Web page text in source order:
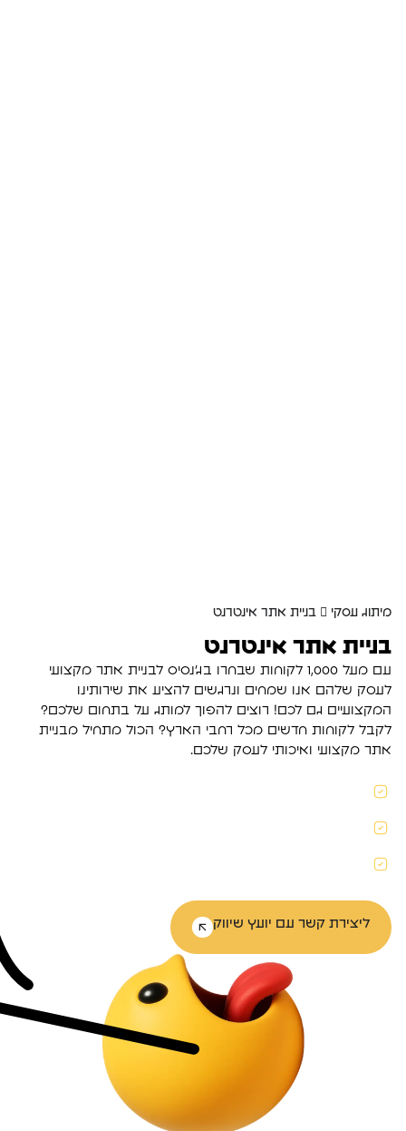
מיתוג עסקי בניית אתר אינטרנט
בניית אתר אינטרנט
עם מעל 1,000 לקוחות שבחרו בג'נסיס לבניית אתר מקצועי
לעסק שלהם אנו שמחים ונרגשים להציע את שירותינו
המקצועיים גם לכם! רוצים להפוך למותג על בתחום שלכם?
לקבל לקוחות חדשים מכל רחבי הארץ? הכול מתחיל מבניית
אתר מקצועי ואיכותי לעסק שלכם.
ליצירת קשר עם יועץ שיווק